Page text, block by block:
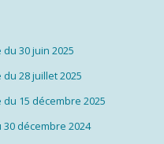
30 juin 2025
28 juillet 2025
15 décembre 2025
décembre 2024